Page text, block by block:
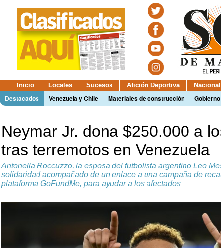
Inicio Locales Sucesos Afición Deportiva
Destacados Venezuela y Chile Materiales de construcción
Neymar Jr. dona $250.000 a
tras terremotos en Venezuela
Antonella Roccuzzo, la esposa del futbolista argentino Leo
solidaridad acompañado de un enlace a una campaña de
plataforma GoFundMe, para ayudar a los afectados